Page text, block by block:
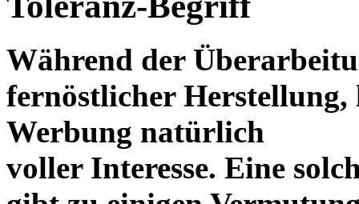
Während der
fernöstlicher Herstellung,
Werbung natürlich
voller Interesse. Eine